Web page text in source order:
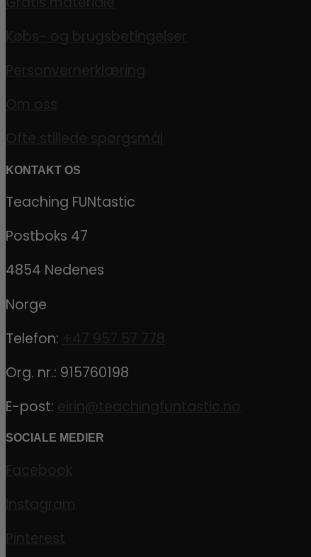
KONTAKT OS
Teaching FUNtastic
Postboks 47
4854 Nedenes
Norge
Telefon:
Org. nr.: 915760198
E-post:
SOCIALE MEDIER